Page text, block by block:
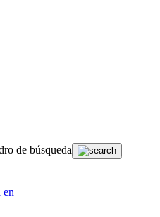
de búsqueda
en